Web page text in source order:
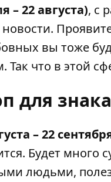
– 22 августа), с
Проявите
вы тоже
Так что в этой
для
– 22
Будет много
людьми,